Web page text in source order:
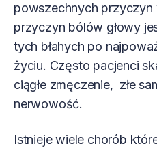
powszechnych przyczyn
przyczyn bólów głowy
tych błahych po
życiu. Często pacjenci
ciągłe zmęczenie, złe
nerwowość.
Istnieje wiele chorób